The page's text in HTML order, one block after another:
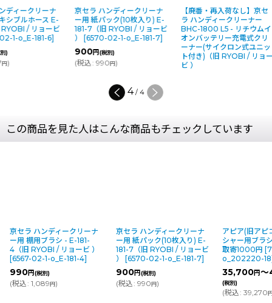
ークリーナ
ルホース E-
/ リョービ
o_E-181-6]
京セラ ハンディークリーナ
ー用 紙パック(10枚入り) E-
181-7（旧 RYOBI / リョービ
6570-02-1-o_E-181-7]
900円(税別)
税込: 990円)
【廃番・再入荷なし】京セ
ラ ハンディークリーナー
BHC-1800 L5 - リチウムイ
オンバッテリー充電式クリ
ーナー(サイクロン式ユニッ
ト付き)（旧 RYOBI / リョー
ビ ）
4/ 4
この商品を見た人はこんな商品もチェックしています
京セラ ハンディークリーナ
ー用 棚用ブラシ - E-181-
4（旧 RYOBI / リョービ ）
[6567-02-1-o_E-181-4]
990円(税別)
(税込: 1,089円)
京セラ ハンディークリーナ
ー用 紙パック(10枚入り) E-
181-7（旧 RYOBI / リョービ
）
[6570-02-1-o_E-181-7]
900円(税別)
(税込: 990円)
アピア(旧アピ
シャー用ブラ
取寄1000円 [
o_202220-18
35,700円～
(税別)
(税込: 39,270